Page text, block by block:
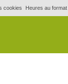
Heures au format
cookies